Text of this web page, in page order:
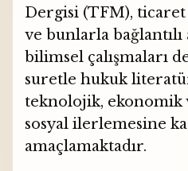
Dergisi (TFM),
ve bunlarla bağlantılı
bilimsel çalışmaları
suretle hukuk
teknolojik, ekonomik
sosyal ilerlemesine
amaçlamaktadır.